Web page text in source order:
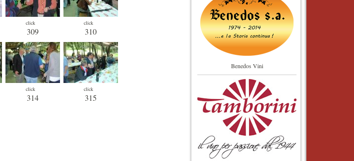
click
309
click
310
click
314
click
315
Benedos Vini